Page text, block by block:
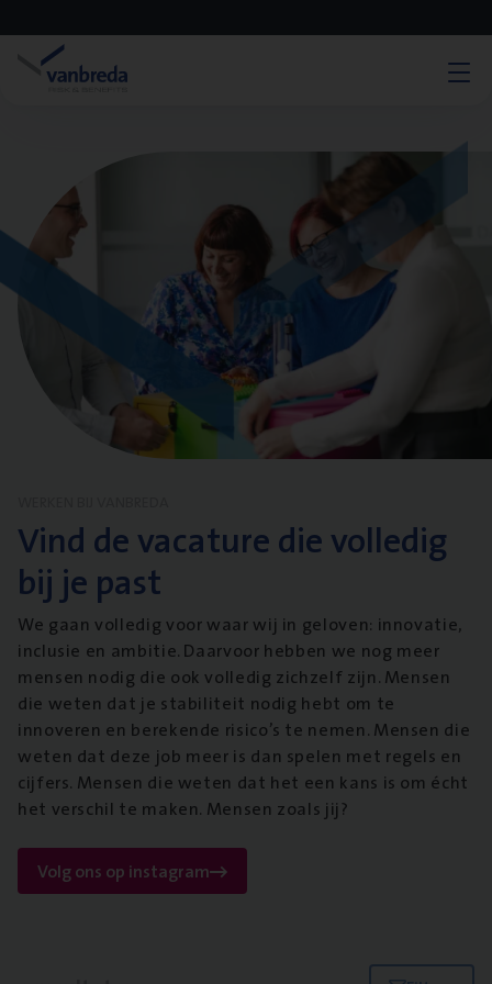
Vind de vacature die volledig
bij je past
We gaan volledig voor waar wij in geloven: innovatie,
inclusie en ambitie. Daarvoor hebben we nog meer
mensen nodig die ook volledig zichzelf zijn. Mensen
die weten dat je stabiliteit nodig hebt om te
innoveren en berekende risico’s te nemen. Mensen die
weten dat deze job meer is dan spelen met regels en
cijfers. Mensen die weten dat het een kans is om écht
het verschil te maken. Mensen zoals jij?
Volg ons op instagram